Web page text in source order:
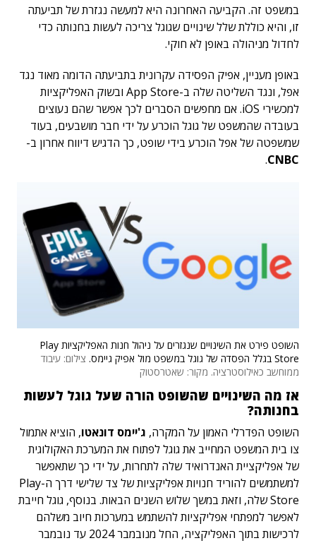
במשפט זה. הקביעה האחרונה היא למעשה נגזרת של תביעתה
זו, והיא כוללת שלל שינויים שגוגל צריכה לעשות בחנותה כדי
לחדול מניהולה באופן לא חוקי.
באופן מעניין, אפיק הפסידה עקרונית בתביעתה הדומה מאוד נגד
אפל, ונגד השליטה שלה ב-App Store ובשוק האפליקציות
למכשירי iOS. אם מחפשים הסברים לכך אפשר שהם נעוצים
בעובדה שהמשפט של גוגל הוכרע על ידי חבר מושבעים, בעוד
שמשפטה של ​​אפל הוכרע בידי שופט, כך הדגיש דיווח אחרון ב-
CNBC
.
השופט פירט את השינויים שנגזרים על ניהול חנות האפליקציות Play
Store בגלל הפסדה של גוגל במשפט מול אפיק גיימס.
צילום: עיבוד
ממוחשב כאילוסטרציה. מקור: שאטרסטוק
אז מה השינויים שהשופט הורה שעל גוגל לעשות
בחנותה?
השופט הפדרלי האמון על המקרה, ג'יימס דונאטו, הוציא אתמול
צו בית המשפט המחייב את גוגל לפתוח את המערכת האקולוגית
של אפליקציית האנדרואיד שלה לתחרות, על ידי כך שתאפשר
למשתמשים להוריד חנויות אפליקציות של צד שלישי דרך ה-Play
Store שלה, וזאת במשך שלוש השנים הבאות. בנוסף, גוגל חייבת
לאפשר למפתחי אפליקציות להשתמש במערכות חיוב משלהם
לרכישות בתוך האפליקציה, החל מנובמבר 2024 עד נובמבר